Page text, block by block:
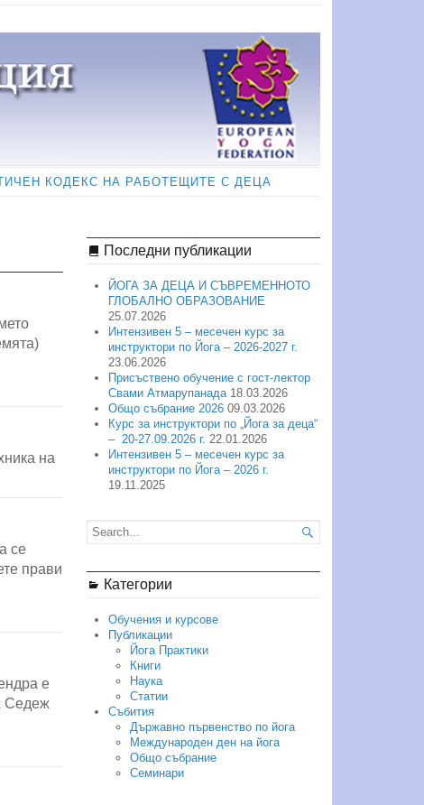
КОДЕКС НА РАБОТЕЩИТЕ С ДЕЦА
на
се
прави
е
Седеж
Последни публикации
ЙОГА ЗА ДЕЦА И СЪВРЕМЕННОТО
ГЛОБАЛНО ОБРАЗОВАНИЕ
25.07.2026
Интензивен 5 – месечен курс за
инструктори по Йога – 2026-2027 г.
23.06.2026
Присъствено обучение с гост-лектор
Свами Атмарупанада 18.03.2026
Общо събрание 2026 09.03.2026
Курс за инструктори по „Йога за деца“
– 20-27.09.2026 г. 22.01.2026
Интензивен 5 – месечен курс за
инструктори по Йога – 2026 г.
19.11.2025

Категории
Обучения и курсове
Публикации
Йога Практики
Книги
Наука
Статии
Събития
Държавно първенство по йога
Международен ден на йога
Общо събрание
Семинари